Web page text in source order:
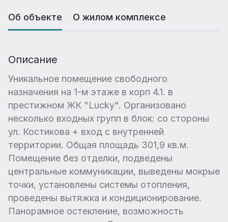
Об объекте О жилом комплексе
Описание
Уникальное помещение свободного
назначения на 1-м этаже в корп 4.1. в
престижном ЖК "Lucky". Организовано
несколько входных групп в блок: со стороны
ул. Костикова + вход с внутренней
территории. Общая площадь 301,9 кв.м.
Помещение без отделки, подведены
центральные коммуникации, выведены мокрые
точки, установлены системы отопления,
проведены вытяжка и кондиционирование.
Панорамное остекление, возможность